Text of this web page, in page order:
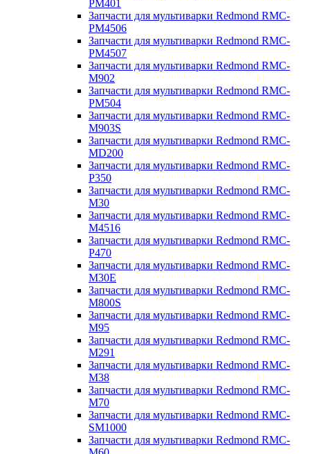
PM401
Запчасти для мультиварки Redmond RMC-
PM4506
Запчасти для мультиварки Redmond RMC-
PM4507
Запчасти для мультиварки Redmond RMC-
M902
Запчасти для мультиварки Redmond RMC-
PM504
Запчасти для мультиварки Redmond RMC-
M903S
Запчасти для мультиварки Redmond RMC-
MD200
Запчасти для мультиварки Redmond RMC-
P350
Запчасти для мультиварки Redmond RMC-
M30
Запчасти для мультиварки Redmond RMC-
M4516
Запчасти для мультиварки Redmond RMC-
P470
Запчасти для мультиварки Redmond RMC-
M30E
Запчасти для мультиварки Redmond RMC-
M800S
Запчасти для мультиварки Redmond RMC-
M95
Запчасти для мультиварки Redmond RMC-
M291
Запчасти для мультиварки Redmond RMC-
M38
Запчасти для мультиварки Redmond RMC-
M70
Запчасти для мультиварки Redmond RMC-
SM1000
Запчасти для мультиварки Redmond RMC-